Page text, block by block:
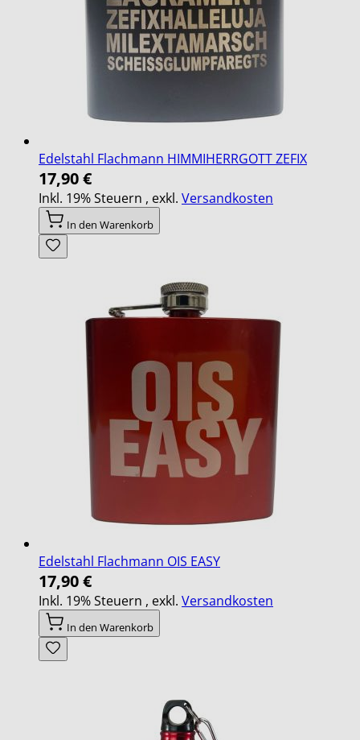
Edelstahl Flachmann HIMMIHERRGOTT ZEFIX
17,90 €
Inkl. 19% Steuern , exkl. Versandkosten
In den Warenkorb
Edelstahl Flachmann OIS EASY
17,90 €
Inkl. 19% Steuern , exkl. Versandkosten
In den Warenkorb